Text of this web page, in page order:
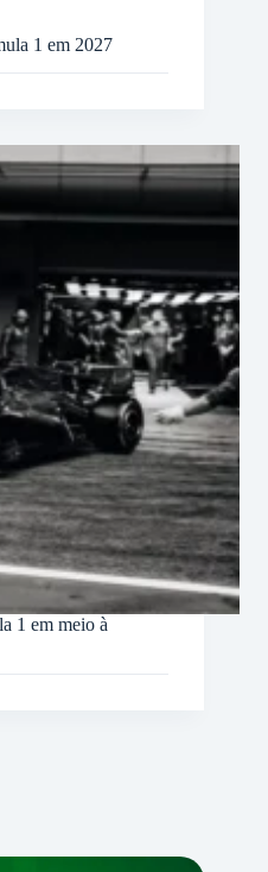
1 em 2027
1 em meio à